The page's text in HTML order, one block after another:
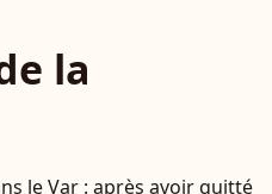
la
le Var : après avoir quitté